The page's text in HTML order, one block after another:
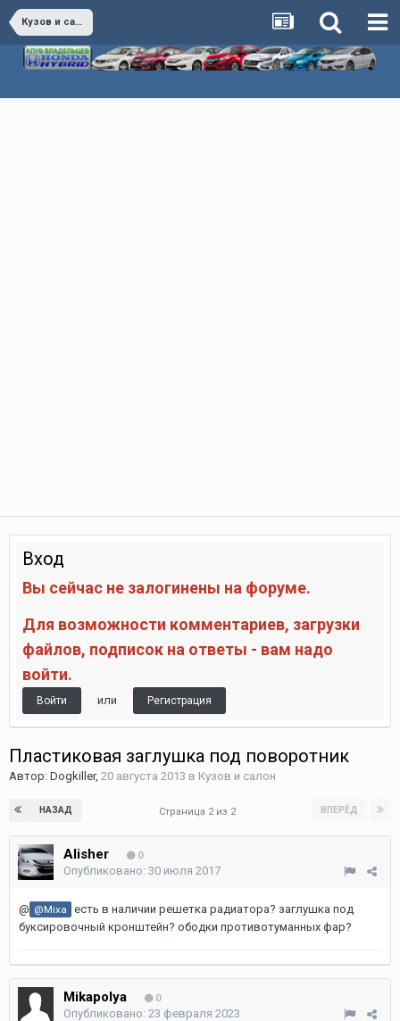
Кузов и салон
Вход
Вы сейчас не залогинены на форуме.
Для возможности комментариев, загрузки
файлов, подписок на ответы - вам надо
войти.
Войти или Регистрация
Пластиковая заглушка под поворотник
Автор: Dogkiller, 20 августа 2013 в Кузов и салон
НАЗАД ВПЕРЁД
Страница 2 из 2
Alisher 0
Опубликовано: 30 июля 2017
@ @Mixa
есть в наличии решетка радиатора? заглушка под
буксировочный кронштейн? ободки противотуманных фар?
Mikapolya 0
Опубликовано: 23 февраля 2023